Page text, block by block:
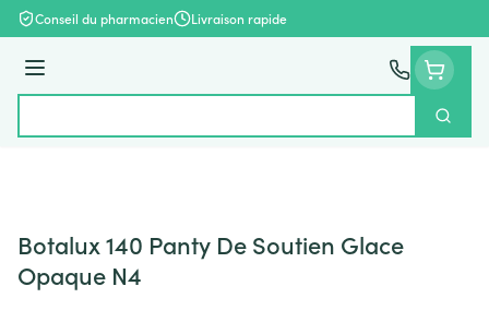
Aller au contenu
Conseil du pharmacien Livraison rapide
Menu
Botalux 140 Panty De Soutien Glace
Opaque N4